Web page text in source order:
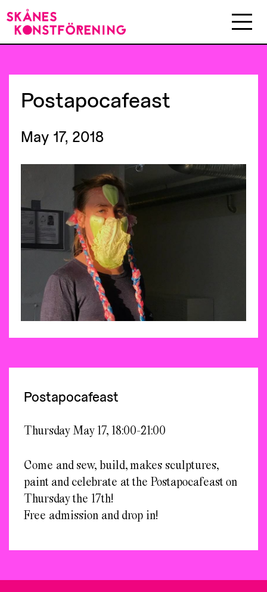
Postapocafeast
May 17, 2018
Postapocafeast
Thursday May 17, 18:00-21:00
Come and sew, build, makes sculptures,
paint and celebrate at the Postapocafeast on
Thursday the 17th!
Free admission and drop in!